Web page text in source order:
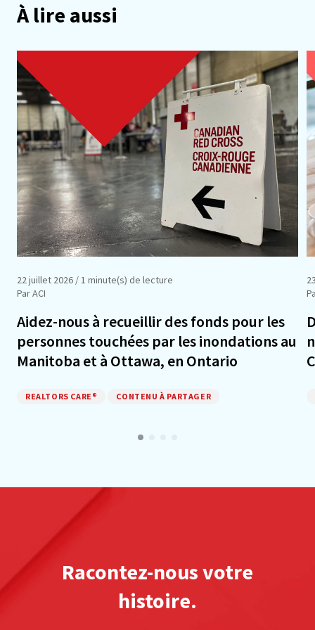
À lire aussi
22 juillet 2026 / 1 minute(s) de lecture
Par ACI
Aidez-nous à recueillir des fonds pour les
personnes touchées par les inondations au
Manitoba et à Ottawa, en Ontario
REALTORS CARE® CONTENU À PARTAGER
Racontez-nous votre
histoire.